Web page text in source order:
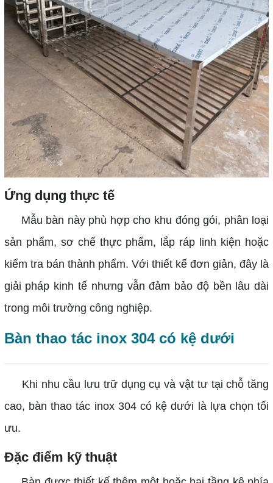
Ứng dụng thực tế
Mẫu bàn này phù hợp cho khu đóng gói, phân loại
sản phẩm, sơ chế thực phẩm, lắp ráp linh kiện hoặc
kiểm tra bán thành phẩm. Với thiết kế đơn giản, đây là
giải pháp kinh tế nhưng vẫn đảm bảo độ bền lâu dài
trong môi trường công nghiệp.
Bàn thao tác inox 304 có kệ dưới
Khi nhu cầu lưu trữ dụng cụ và vật tư tại chỗ tăng
cao, bàn thao tác inox 304 có kệ dưới là lựa chọn tối
ưu.
Đặc điểm kỹ thuật